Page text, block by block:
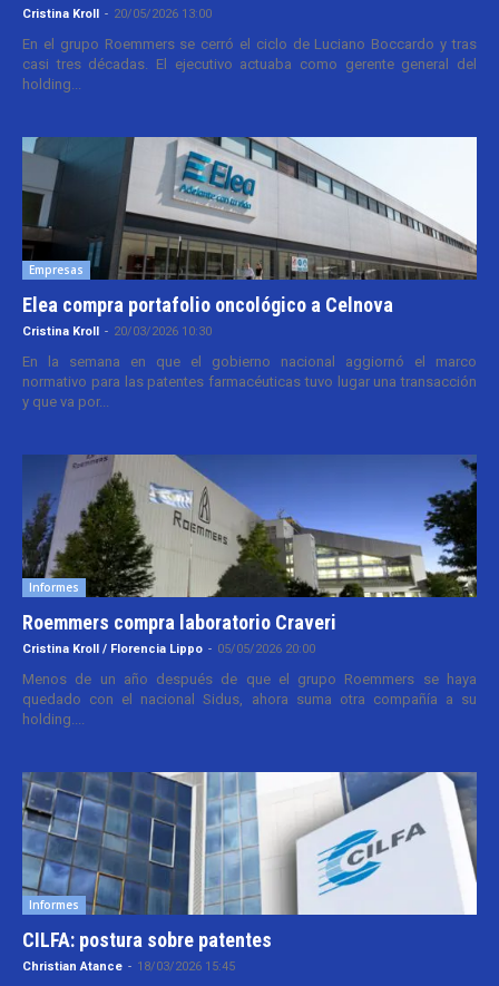
Cristina Kroll - 20/05/2026 13:00
En el grupo Roemmers se cerró el ciclo de Luciano Boccardo y tras
casi tres décadas. El ejecutivo actuaba como gerente general del
holding...
Empresas
Elea compra portafolio oncológico a Celnova
Cristina Kroll - 20/03/2026 10:30
En la semana en que el gobierno nacional aggiornó el marco
normativo para las patentes farmacéuticas tuvo lugar una transacción
y que va por...
Informes
Roemmers compra laboratorio Craveri
Cristina Kroll / Florencia Lippo - 05/05/2026 20:00
Menos de un año después de que el grupo Roemmers se haya
quedado con el nacional Sidus, ahora suma otra compañía a su
holding....
Informes
CILFA: postura sobre patentes
Christian Atance - 18/03/2026 15:45